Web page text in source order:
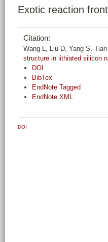
Exotic reaction
Citation:
Wang L, Liu D, Yang S,
structure in lithiated silicon
DOI
BibTex
EndNote Tagged
EndNote XML
DOI